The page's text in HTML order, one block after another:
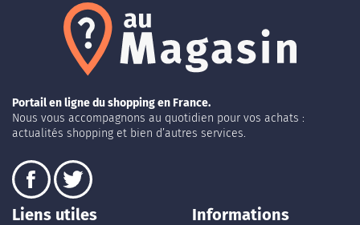
Portail en ligne du shopping en France.
Nous vous accompagnons au quotidien pour vos achats :
actualités shopping et bien d’autres services.
Liens utiles Informations